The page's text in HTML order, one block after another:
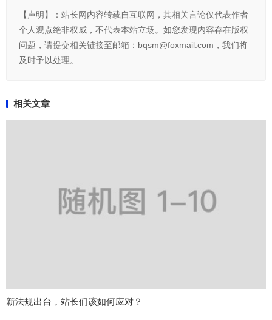
【声明】：站长网内容转载自互联网，其相关言论仅代表作者
个人观点绝非权威，不代表本站立场。如您发现内容存在版权
问题，请提交相关链接至邮箱：bqsm@foxmail.com，我们将
及时予以处理。
相关文章
新法规出台，站长们该如何应对？